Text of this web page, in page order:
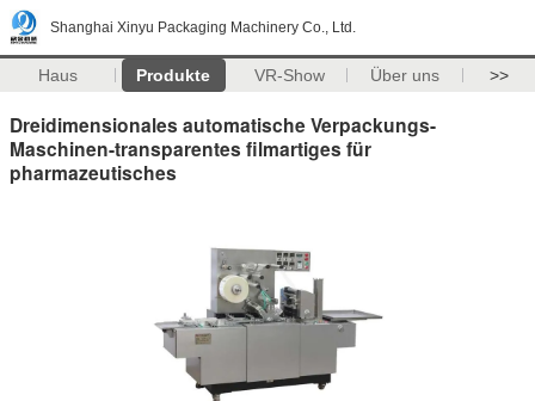
Shanghai Xinyu Packaging Machinery Co., Ltd.
Haus Produkte VR-Show Über uns >>
Dreidimensionales automatische Verpackungs-
Maschinen-transparentes filmartiges für
pharmazeutisches